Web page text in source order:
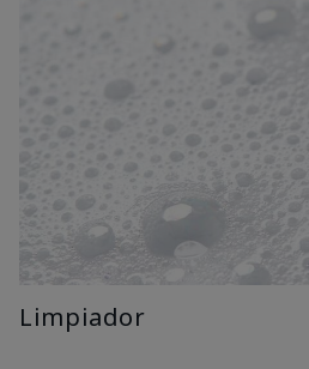
Limpiador